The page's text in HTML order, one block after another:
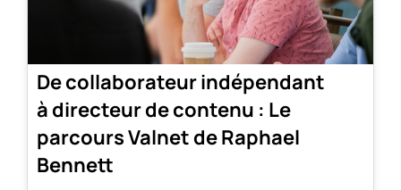
De collaborateur indépendant
à directeur de contenu : Le
parcours Valnet de Raphael
Bennett